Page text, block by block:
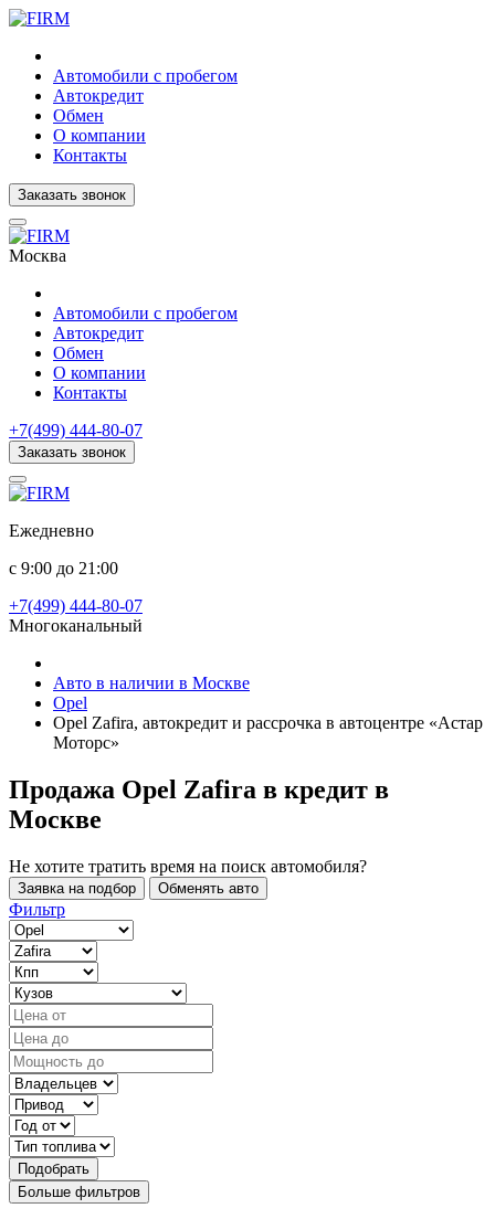
Автомобили с пробегом
Автокредит
Обмен
О компании
Контакты
Заказать звонок
Москва
Автомобили с пробегом
Автокредит
Обмен
О компании
Контакты
+7(499) 444-80-07
Заказать звонок
Ежедневно
с 9:00 до 21:00
+7(499) 444-80-07
Многоканальный
Авто в наличии в Москве
Opel
Opel Zafira, автокредит и рассрочка в автоцентре «Астар
Моторс»
Продажа Opel Zafira в кредит в
Москве
Не хотите тратить время на поиск автомобиля?
Заявка на подбор Обменять авто
Фильтр
Подобрать
Больше фильтров